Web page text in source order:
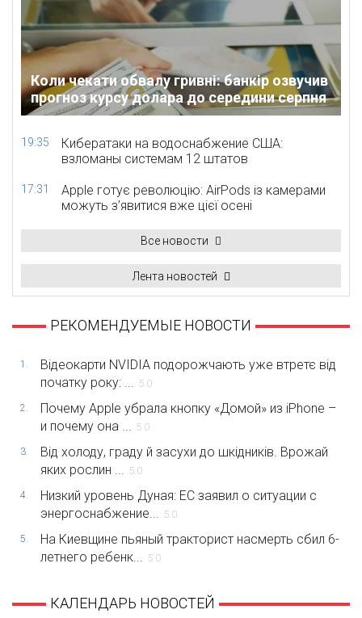
Коли чекати обвалу гривні: банкір озвучив
прогноз курсу долара до середини серпня
19:35
Кибератаки на водоснабжение США:
взломаны системам 12 штатов
17:31
Apple готує революцію: AirPods із камерами
можуть з’явитися вже цієї осені
Все новости
Лента новостей
РЕКОМЕНДУЕМЫЕ НОВОСТИ
1.
Відеокарти NVIDIA подорожчають уже втретє від
початку року: ... 5.0
2.
Почему Apple убрала кнопку «Домой» из iPhone –
и почему она ... 5.0
3.
Від холоду, граду й засухи до шкідників. Врожай
яких рослин ... 5.0
4.
Низкий уровень Дуная: ЕС заявил о ситуации с
энергоснабжение... 5.0
5.
На Киевщине пьяный тракторист насмерть сбил 6-
летнего ребенк... 5.0
КАЛЕНДАРЬ НОВОСТЕЙ